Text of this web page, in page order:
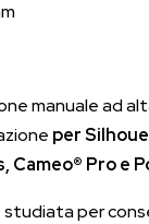
manuale ad
per
Cameo® Pro e
studiata per